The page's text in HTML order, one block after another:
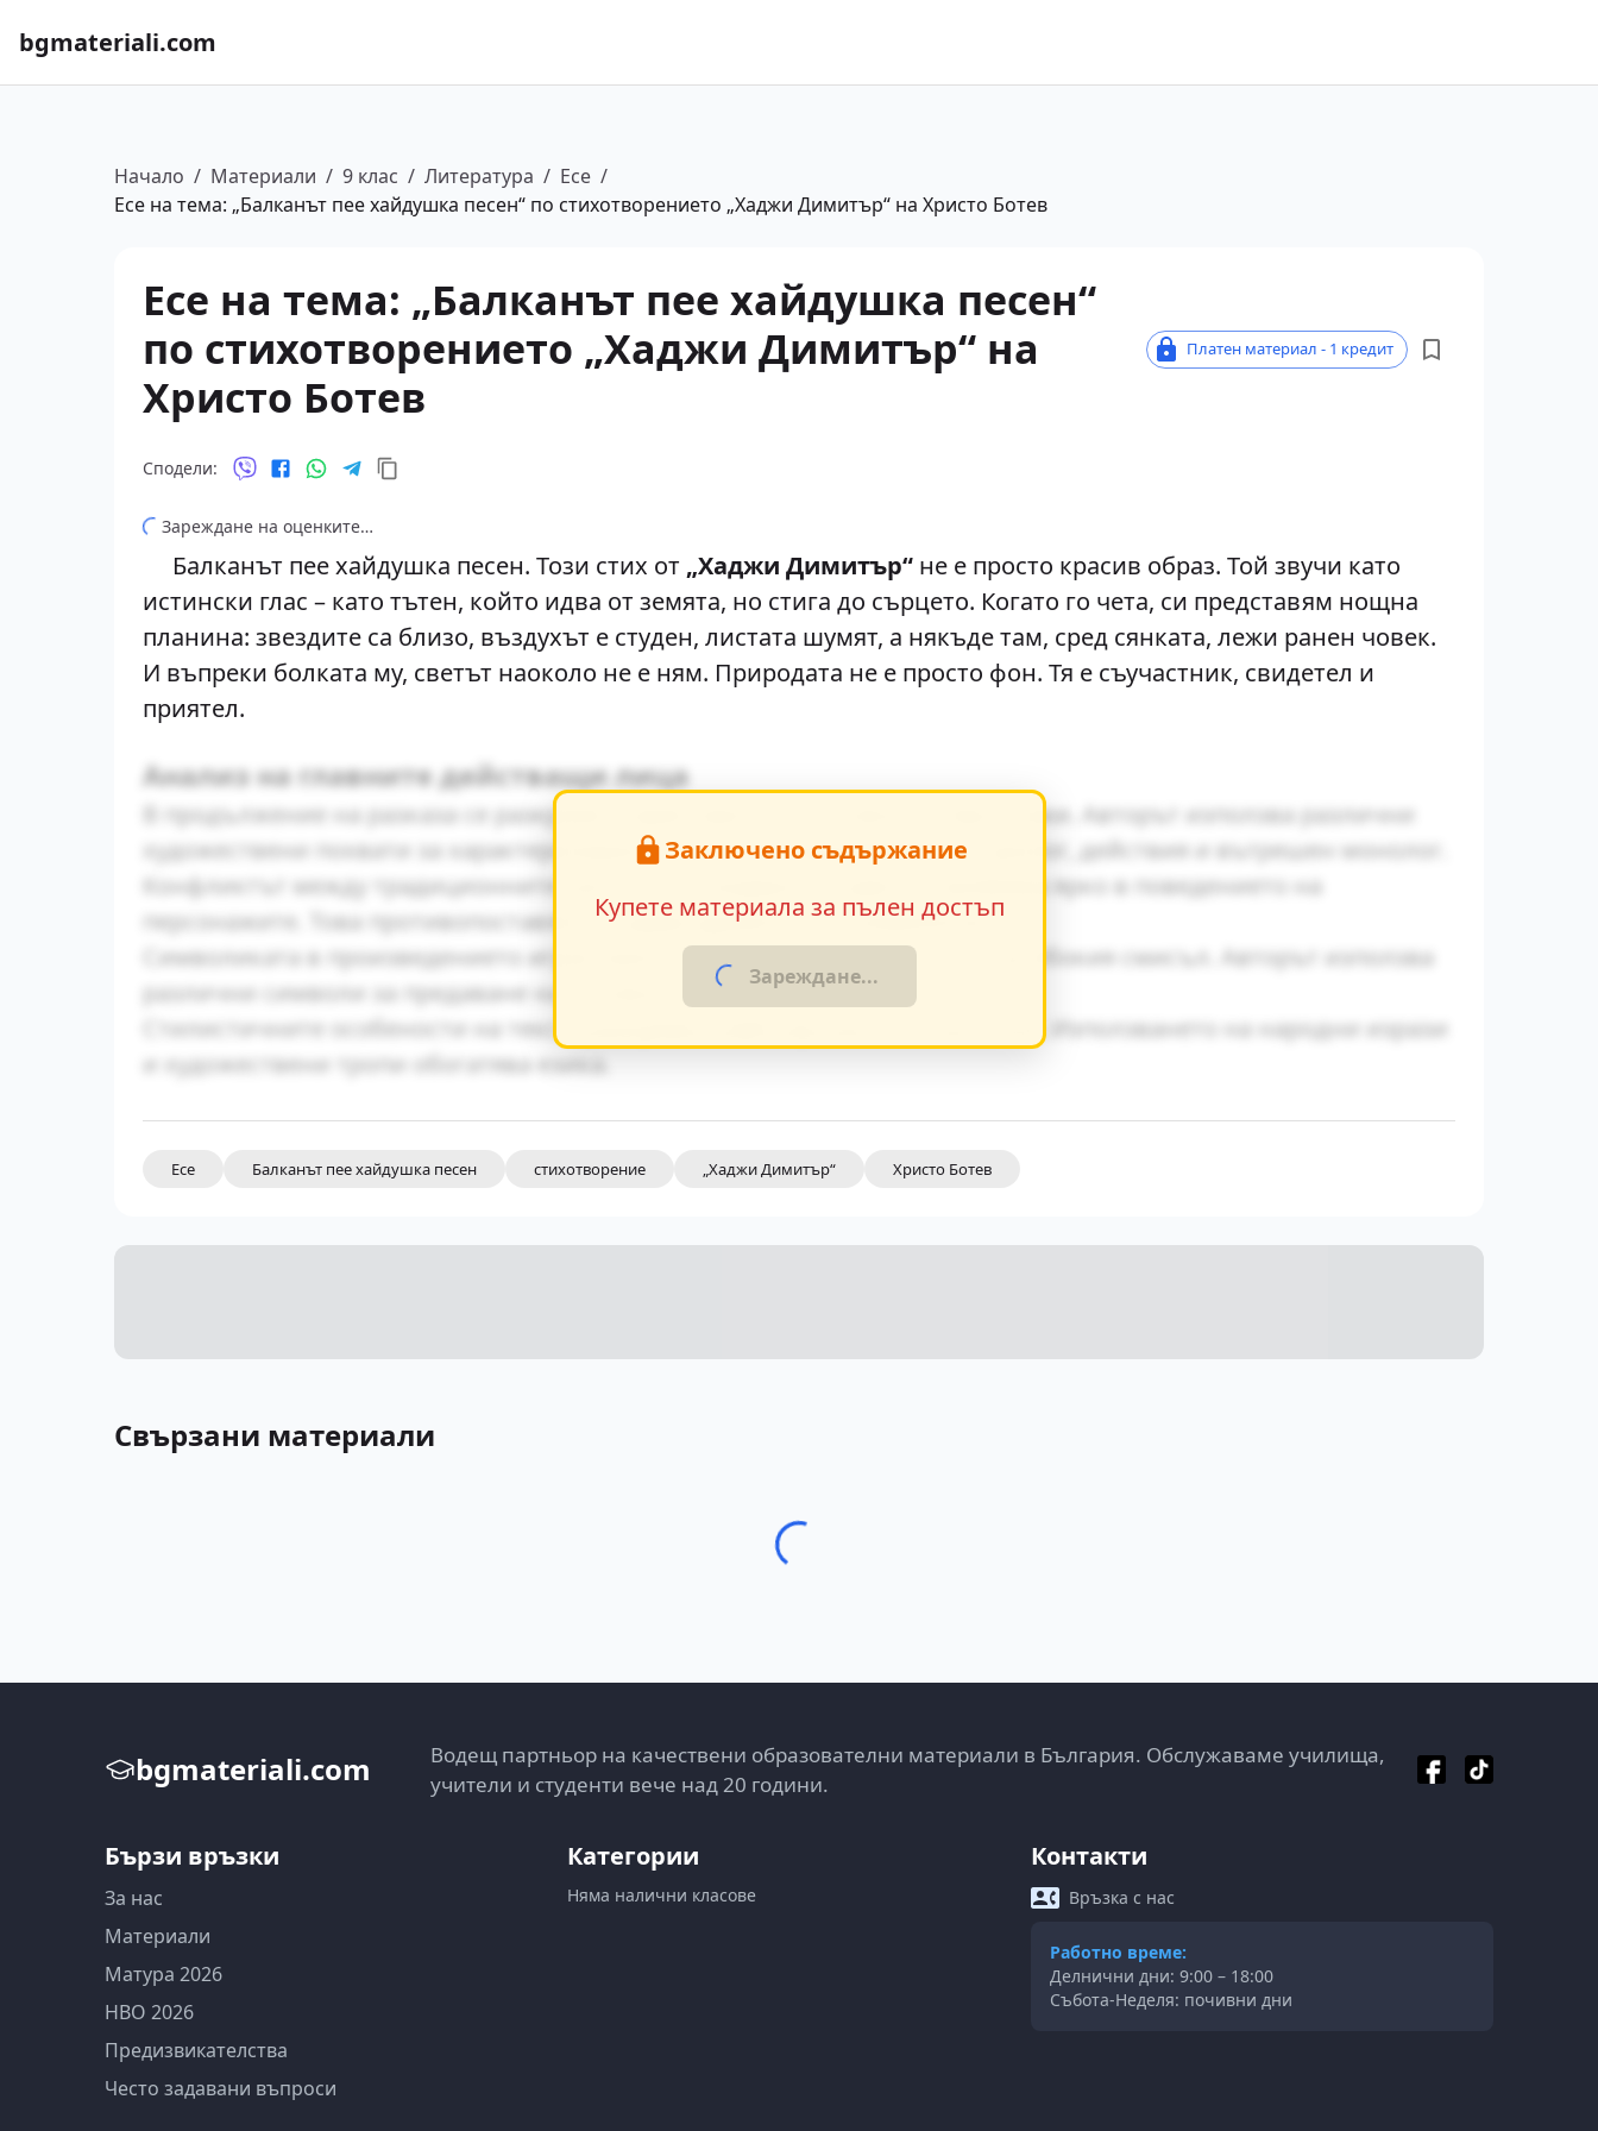
bgmateriali.com
Начало / Материали / 9 клас / Литература / Есе /
Есе на тема: „Балканът пее хайдушка песен“ по стихотворението „Хаджи Димитър“ на Христо Ботев
Есе на тема: „Балканът пее хайдушка песен“
по стихотворението „Хаджи Димитър“ на
Христо Ботев
Платен материал - 1 кредит
Сподели:
Зареждане на оценките…
Балканът пее хайдушка песен. Този стих от „Хаджи Димитър“ не е просто красив образ. Той звучи като
истински глас – като тътен, който идва от земята, но стига до сърцето. Когато го чета, си представям нощна
планина: звездите са близо, въздухът е студен, листата шумят, а някъде там, сред сянката, лежи ранен човек.
И въпреки болката му, светът наоколо не е ням. Природата не е просто фон. Тя е съучастник, свидетел и
приятел.
Анализ на главните действащи лица
В продължение на разказа се разкриват характерите на основните персонажи. Авторът използва различни
художествени похвати за характеризиране - директна характеристика, диалог, действия и вътрешен монолог.
Конфликтът между традиционните ценности и модерните идеи се проявява ярко в поведението на
персонажите. Това противопоставяне създава драматично напрежение.
Символиката в произведението играе важна роля за разбирането на по-дълбокия смисъл. Авторът използва
различни символи за предаване на основните теми.
Стилистичните особености на текста разкриват майстерството на писателя. Използването на народни изрази
и художествени тропи обогатява езика.
Заключено съдържание
Купете материала за пълен достъп
Зареждане...
Есе Балканът пее хайдушка песен стихотворение „Хаджи Димитър“ Христо Ботев
Свързани материали
bgmateriali.com
Водещ партньор на качествени образователни материали в България. Обслужаваме училища,
учители и студенти вече над 20 години.
Бързи връзки
За нас
Материали
Матура 2026
НВО 2026
Предизвикателства
Често задавани въпроси
Категории
Няма налични класове
Контакти
Връзка с нас
Работно време:
Делнични дни: 9:00 – 18:00
Събота-Неделя: почивни дни